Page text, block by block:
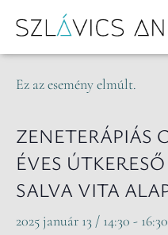
« Összes Események
Ez az esemény elmúlt.
ZENETERÁPIÁS
ÉVES
SALVA VITA
2025 január 13 / 14:30 - 16:30